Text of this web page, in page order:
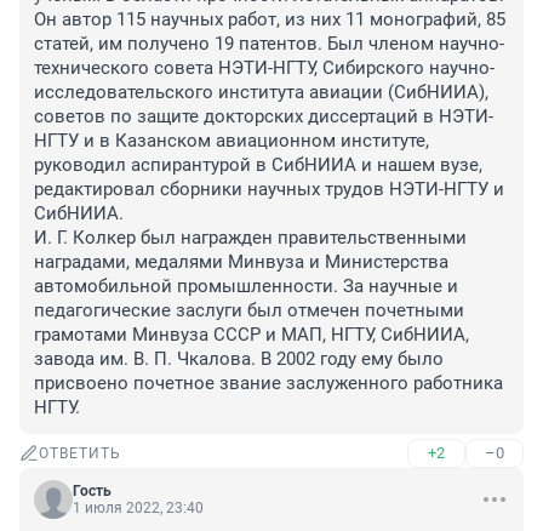
Он автор 115 научных работ, из них 11 монографий, 85
статей, им получено 19 патентов. Был членом научно-
технического совета НЭТИ-НГТУ, Сибирского научно-
исследовательского института авиации (СибНИИА),
советов по защите докторских диссертаций в НЭТИ-
НГТУ и в Казанском авиационном институте,
руководил аспирантурой в СибНИИА и нашем вузе,
редактировал сборники научных трудов НЭТИ-НГТУ и
СибНИИА.
И. Г. Колкер был награжден правительственными
наградами, медалями Минвуза и Министерства
автомобильной промышленности. За научные и
педагогические заслуги был отмечен почетными
грамотами Минвуза СССР и МАП, НГТУ, СибНИИА,
завода им. В. П. Чкалова. В 2002 году ему было
присвоено почетное звание заслуженного работника
НГТУ.
ОТВЕТИТЬ +2 –0
Гость
1 июля 2022, 23:40